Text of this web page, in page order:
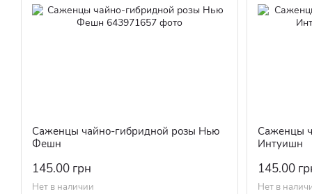
Саженцы чайно-гибридной розы Нью
Фешн
145.00 грн
Нет в наличии
Саженцы
Интуишн
145.00
Нет в